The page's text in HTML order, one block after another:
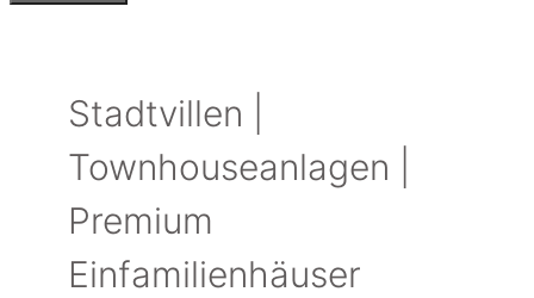
Stadtvillen |
Townhouseanlagen |
Premium
Einfamilienhäuser